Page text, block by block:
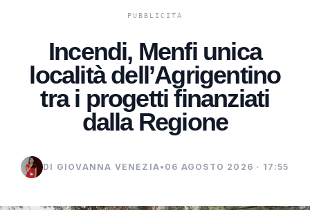
Incendi, Menfi unica
località dell’Agrigentino
tra i progetti finanziati
dalla Regione
DI GIOVANNA VENEZIA• 06 AGOSTO 2026 · 17:55